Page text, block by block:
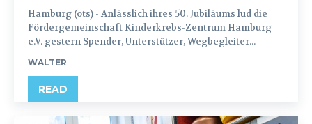
Hamburg (ots) - Anlässlich ihres 50. Jubiläums lud die
Fördergemeinschaft Kinderkrebs-Zentrum Hamburg
e.V. gestern Spender, Unterstützer, Wegbegleiter...
WALTER
READ